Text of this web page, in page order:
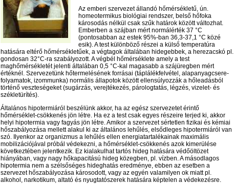
Az emberi szervezet állandó hőmérsékletű, ún.
homeotermikus biológiai rendszer, belső hőfoka
károsodás nélkül csak szűk határok között változhat.
Emberben a szájban mért normálérték 37 °C
(pontosabban az estek 95%-ban 36,3-37,1 °C közé
esik). A test különböző részei a külső temperatúra
hatására eltérő hőmérsékletűek, a végtagok általában hidegebbek, a herezacskó pl.
gondosan 32°C-ra szabályozott. A végbél hőmérséklete amely a test
maghőmérsékletét jelenti általában 0,5 °C-kal magasabb a szájüregben mért
értéknél. Szervezetünk hőtermelésének forrásai (táplálékfelvétel, alapanyagcsere-
folyamatok, izommunka) normális állapotok között ellensúlyozzák a hőleadásból
történő veszteségeket (sugárzás, verejtékezés, párologtatás, légzés, vizelet- és
székletürítés).
Általános hipotermiáról beszélünk akkor, ha az egész szervezetet érintő
hőmérséklet-csökkenés jön létre. Ha ez a test csak egyes részeire terjed ki, akkor
helyi hipotermia vagy fagyás jön létre. Amikor a szervezet sértetlen fizikai és kémiai
hőszabályozása mellett alakul ki az általános lehűlés, elsődleges hipotermiáról van
szó. Ilyenkor az organizmus a lehűlés ellen energiatartalékainak maximális
mobilizációjával próbál védekezni, a hőmérséklet-csökkenés azok kimerülése
következtében jelentkezik. Ez kialakulhat tartós hideg hatására védőöltözet
hiányában, vagy nagy hőkapacitású hideg közegben, pl. vízben. A másodlagos
hipotermia nem a szélsőséges hideghatás eredménye, ebben az esetben a
szervezet hőszabályozása károsodott, vagy az egyén valamilyen ok miatt pl.
alkohol, narkotikum, altató és nyugtatószerek hatására képtelen a védekezésre.